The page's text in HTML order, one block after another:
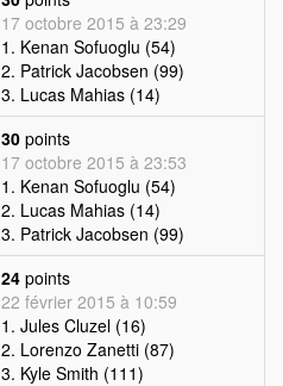
17 octobre 2015 à 23:29
1. Kenan Sofuoglu (54)
2. Patrick Jacobsen (99)
3. Lucas Mahias (14)
30 points
17 octobre 2015 à 23:53
1. Kenan Sofuoglu (54)
2. Lucas Mahias (14)
3. Patrick Jacobsen (99)
24 points
22 février 2015 à 10:59
1. Jules Cluzel (16)
2. Lorenzo Zanetti (87)
3. Kyle Smith (111)